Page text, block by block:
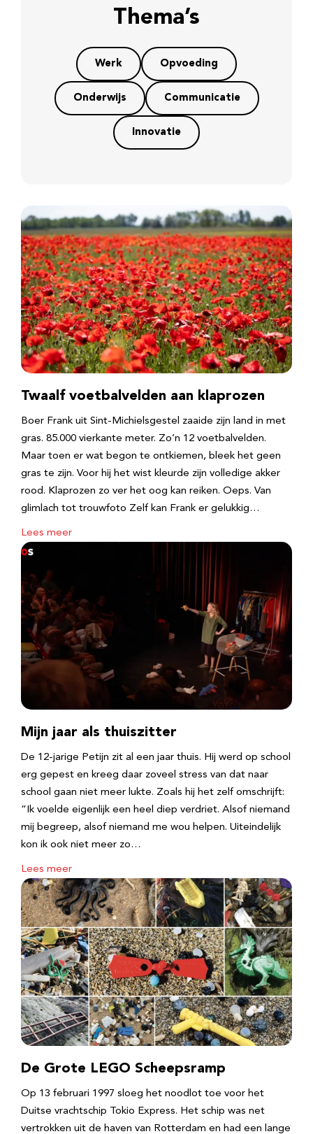
Thema’s
Werk Opvoeding
Onderwijs Communicatie
Innovatie
Twaalf voetbalvelden aan klaprozen
Boer Frank uit Sint-Michielsgestel zaaide zijn land in met
gras. 85.000 vierkante meter. Zo’n 12 voetbalvelden.
Maar toen er wat begon te ontkiemen, bleek het geen
gras te zijn. Voor hij het wist kleurde zijn volledige akker
rood. Klaprozen zo ver het oog kan reiken. Oeps. Van
glimlach tot trouwfoto Zelf kan Frank er gelukkig…
Lees meer
Mijn jaar als thuiszitter
De 12-jarige Petijn zit al een jaar thuis. Hij werd op school
erg gepest en kreeg daar zoveel stress van dat naar
school gaan niet meer lukte. Zoals hij het zelf omschrijft:
“Ik voelde eigenlijk een heel diep verdriet. Alsof niemand
mij begreep, alsof niemand me wou helpen. Uiteindelijk
kon ik ook niet meer zo…
Lees meer
De Grote LEGO Scheepsramp
Op 13 februari 1997 sloeg het noodlot toe voor het
Duitse vrachtschip Tokio Express. Het schip was net
vertrokken uit de haven van Rotterdam en had een lange